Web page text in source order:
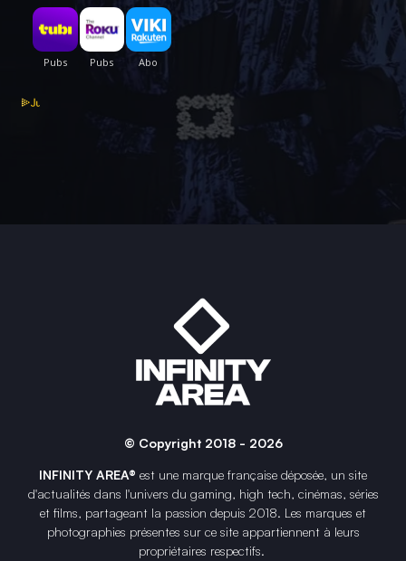
© Copyright 2018 - 2026
INFINITY AREA® est une marque française déposée, un site
d'actualités dans l'univers du gaming, high tech, cinémas, séries
et films, partageant la passion depuis 2018. Les marques et
photographies présentes sur ce site appartiennent à leurs
propriétaires respectifs.